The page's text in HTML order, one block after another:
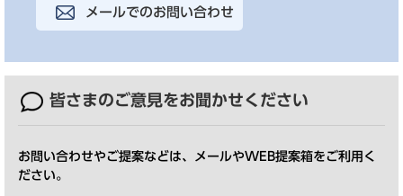
メールでのお問い合わせ
皆さまのご意見をお聞かせください
お問い合わせやご提案などは、メールやWEB提案箱をご利用く
ださい。